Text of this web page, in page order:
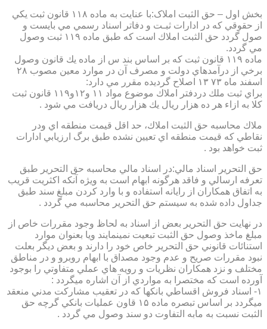
بخش اول – حق الثبت املاک:با عنايت به ماده ۱۱۸ قانون ثبت يكي
از حقوقي كه در ادارات ثبـت و دفاتر اسناد رسمي مي بايست و
صول گردد حق الثبت املاك است كه طبق ماده ۱۱۹ ثبت وصول
مي گردد.
ماده ۱۱۹ قانون ثبت كه بر اساس بند س از ماده يك قانون وصول
برخي از درآمدهاي دولت و مصرف آن در موارد معين مصوب ۲۸
اسفند ماه ۷۳ ۱۳ اصلاح گرديده مقرر مي دارد:
براي ثبت ملك دردفتر املاك موضوع مواد ۱۱ و۱۲و۱۱۹ قانون ثبت
كلا به ازاء هر ده هزار ريال يك هزار ريال دريافت مي شود .
ملاك محاسبه حق الثبت املاك، حد اقل قيمت منطقه اي ودر
نقاطي كه قيمت منطقه اي تعيين نشده طبق برگ ارزيابي ادارات
ثبت خواهد بود .
حق التحرير اسناد مالي:در اسناد مالي محاسبه حق التحرير طبق
تعرفه ارسالي و فاقد هرگونه ابهام است به ويژه آنكه اكثريت قريب
به اتفاق همكاران از رايانه استفاده و با وارد كردن مبلغ سند طبق
جداول داده شده به سيستم حق التحرير محاسبه مي گردد .
در نهايت حق التحرير بعض از اسناد به لحاظ وجود مقررات خاص از
مبلغ ماخذ وصول حق الثبت تبعيت نمينمايند ويا بعنوان موارد
استنائات قانوني حق التحرير خاص خود را دارند و بعض ديگر بعلت
نبود مقررات صريح و عدم وجود مصداق با ابهام روبرو و در مناطق
مختلف و نزد همكاران نظريات و رويه هاي عملي متفاوتي را بوجود
آورده است كه مختصرا به مواردي از آن اشاره ميگردد :
۱- اسناد فروش اقساطي بانكها كه در تعقيب مشاركت مدني منعقد
ميگردد بر اساس تبصره ماده ۱۵ قاون عمليات بانكي گرچه حق
الثبت نسبت به مابه التفاوت دو سند وصول مي گردد .